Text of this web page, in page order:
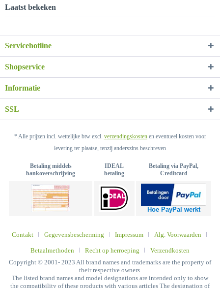
Laatst bekeken
Servicehotline
Shopservice
Informatie
SSL
* Alle prijzen incl. wettelijke btw excl. verzendingskostenen eventueel kosten voor
levering ter plaatse, tenzij anderszins beschreven
Betaling middels
bankoverschrijving
IDEAL
betaling
Betaling via PayPal,
Creditcard
Hoe PayPal werkt
Contakt Gegevensbescherming Impressum Alg. Voorwaarden
Betaalmethoden Recht op herroeping
Verzendkosten
Copyright © 2001- 2023 All brand names and trademarks are the property of
their respective owners.
The listed brand names and model designations are intended only to show
the compatibility of these products with various articles The designation of